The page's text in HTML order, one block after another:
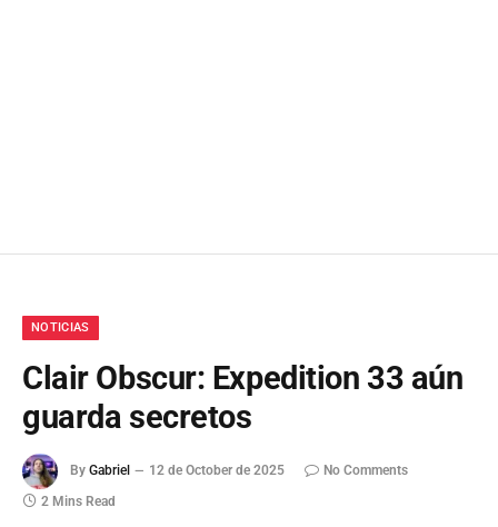
NOTICIAS
Clair Obscur: Expedition 33 aún
guarda secretos
By Gabriel 12 de October de 2025
No Comments
2 Mins Read